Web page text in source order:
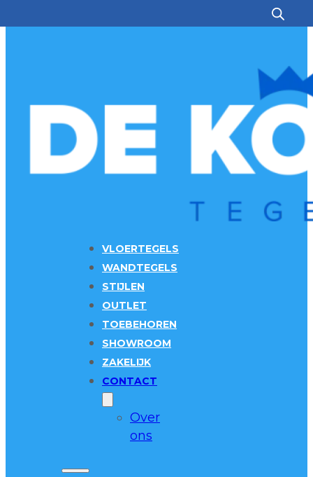
VLOERTEGELS
WANDTEGELS
STIJLEN
OUTLET
TOEBEHOREN
SHOWROOM
ZAKELIJK
CONTACT
Over
ons